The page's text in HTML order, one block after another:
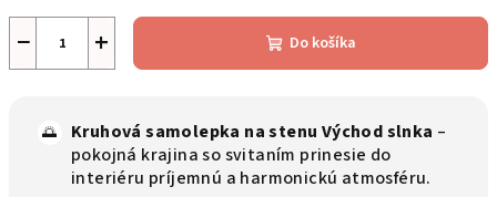
+
− Do košíka
🌅 Kruhová samolepka na stenu Východ slnka –
pokojná krajina so svitaním prinesie do
interiéru príjemnú a harmonickú atmosféru.